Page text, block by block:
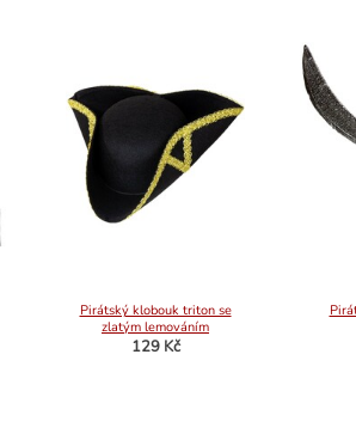
Pirátský klobouk triton se
zlatým lemováním
129 Kč